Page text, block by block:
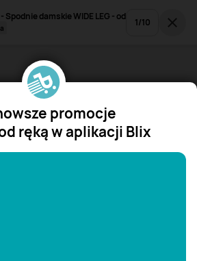
Spodnie damskie WIDE LEG - od
1/10
promocje
ręką w aplikacji Blix